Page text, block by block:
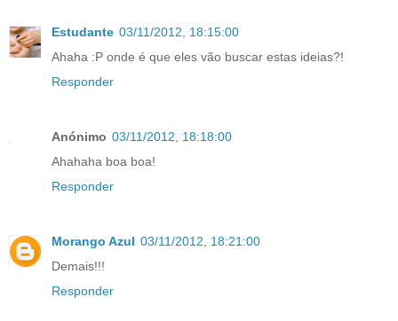
Estudante 03/11/2012, 18:15:00
Ahaha :P onde é que eles vão buscar estas ideias?!
Responder
Anónimo 03/11/2012, 18:18:00
Ahahaha boa boa!
Responder
Morango Azul 03/11/2012, 18:21:00
Demais!!!
Responder